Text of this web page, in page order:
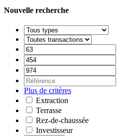
Nouvelle recherche
Plus de critères
Extraction
Terrasse
Rez-de-chaussée
Investisseur